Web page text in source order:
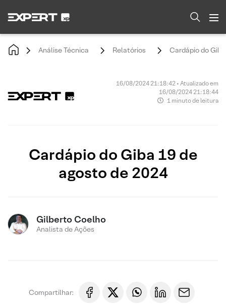
Análise Técnica Relatórios Cardápio do
16/08/2024 21:18:42 • Atualizado em
16/08/2024 21:18:44
1 minuto de leitura
Cardápio do Giba 19 de
agosto de 2024
Gilberto Coelho
Analista de Ações
Compartilhar: